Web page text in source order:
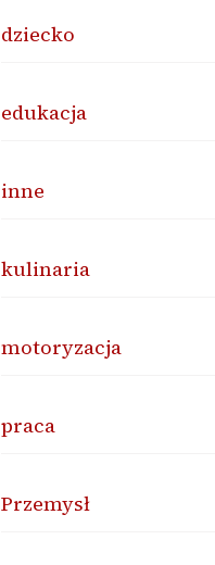
dziecko
edukacja
inne
kulinaria
motoryzacja
praca
Przemysł